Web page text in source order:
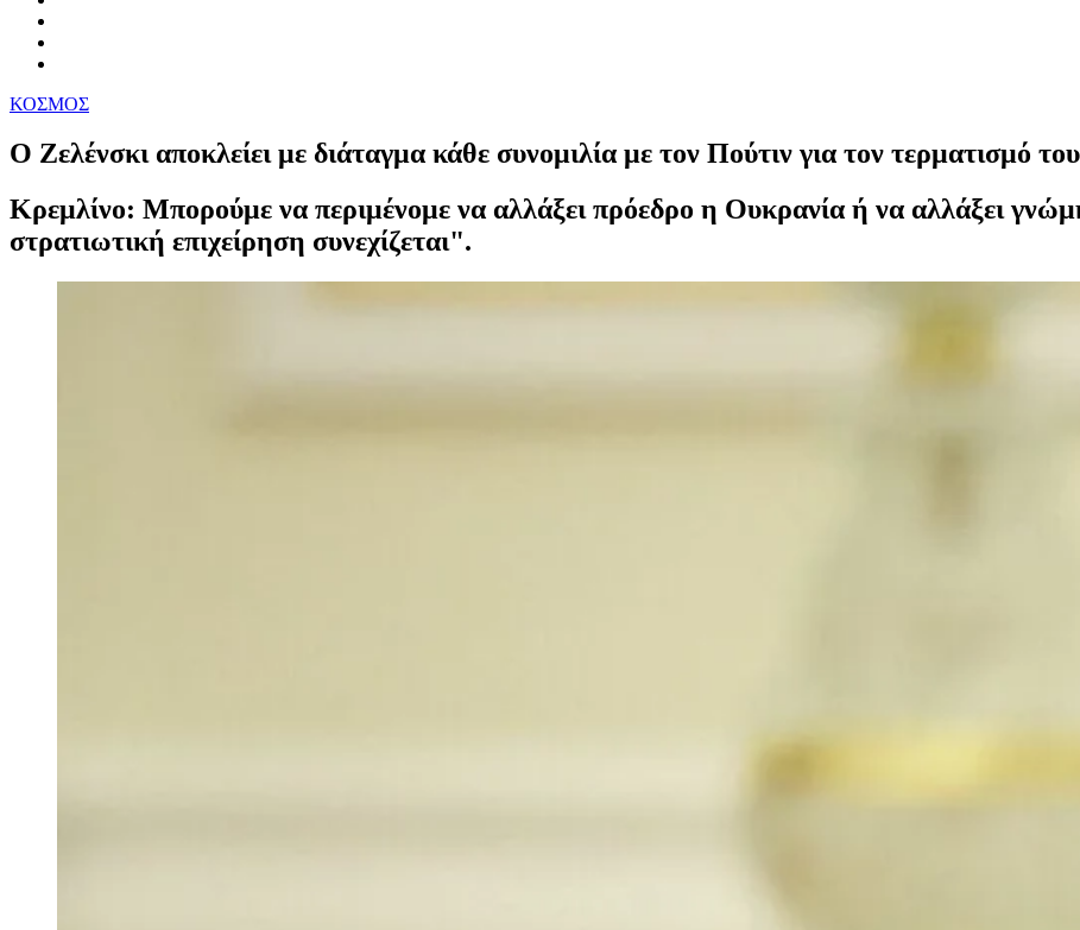
ΚΟΣΜΟΣ
Ο Ζελένσκι αποκλείει με διάταγμα κάθε συνομιλία με τον Πούτιν για τον τερματισμό
Κρεμλίνο: Μπορούμε να περιμένομε να αλλάξει πρόεδρο η Ουκρανία ή να αλλάξει
στρατιωτική επιχείρηση συνεχίζεται".